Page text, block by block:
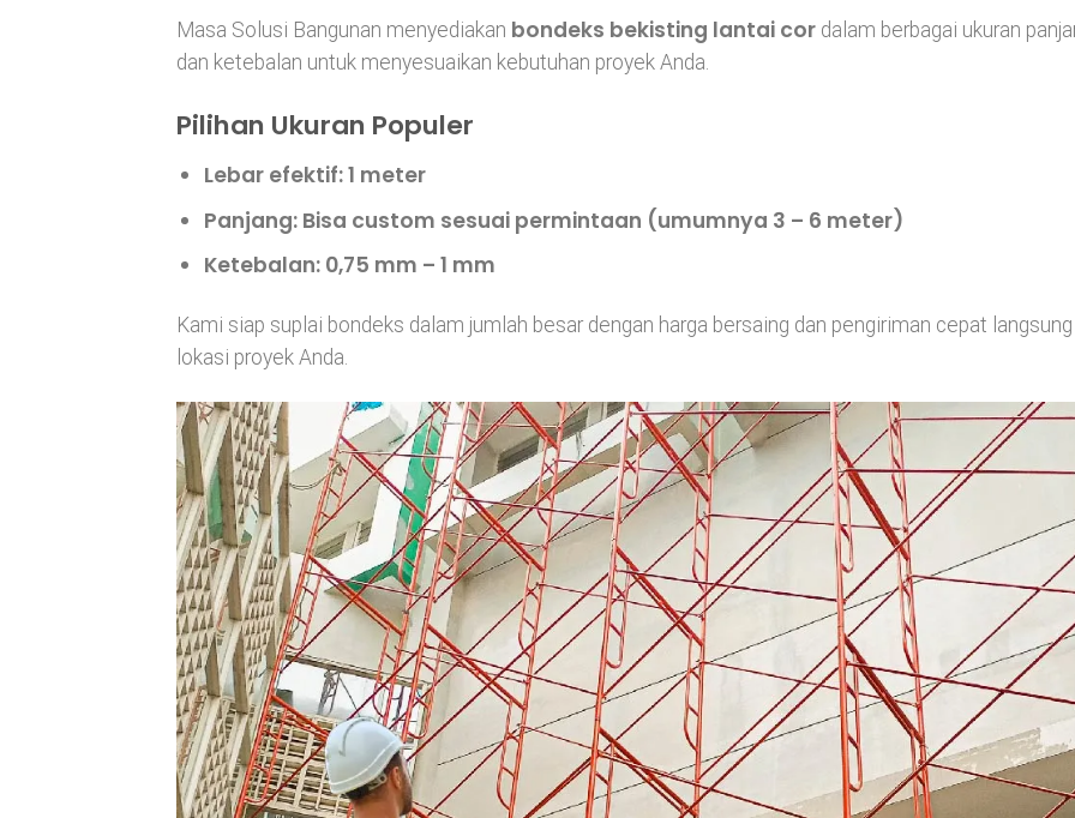
Masa Solusi Bangunan menyediakan bondeks bekisting lantai cor dalam berbagai ukuran
dan ketebalan untuk menyesuaikan kebutuhan proyek Anda.
Pilihan Ukuran Populer
Lebar efektif: 1 meter
Panjang: Bisa custom sesuai permintaan (umumnya 3 – 6 meter)
Ketebalan: 0,75 mm – 1 mm
Kami siap suplai bondeks dalam jumlah besar dengan harga bersaing dan pengiriman cepat
lokasi proyek Anda.